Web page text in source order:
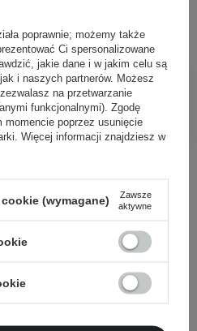
zł /szt.
DODAJ DO KOSZYKA
poprawnie; możemy także
Ci spersonalizowane
jakie dane i w jakim celu są
i naszych partnerów. Możesz
na przetwarzanie
funkcjonalnymi). Zgodę
poprzez usunięcie
Więcej informacji znajdziesz w
(wymagane)
Zawsze
aktywne